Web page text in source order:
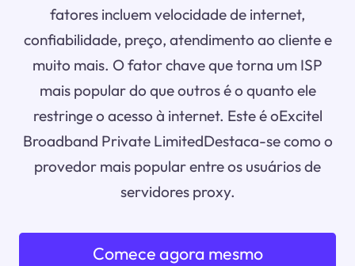
fatores incluem velocidade de internet,
confiabilidade, preço, atendimento ao cliente e
muito mais. O fator chave que torna um ISP
mais popular do que outros é o quanto ele
restringe o acesso à internet. Este é oExcitel
Broadband Private LimitedDestaca-se como o
provedor mais popular entre os usuários de
servidores proxy.
Comece agora mesmo